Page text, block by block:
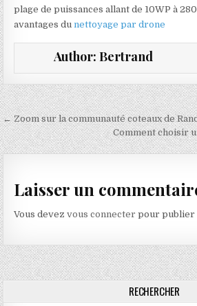
plage de puissances allant de 10WP à
avantages dunettoyage par drone
Author: Bertrand
Navigation de
← Zoom sur la communauté coteaux de
Comment choisir
Laisser un
Vous devezvous connecter pour publier
RECHERCHER